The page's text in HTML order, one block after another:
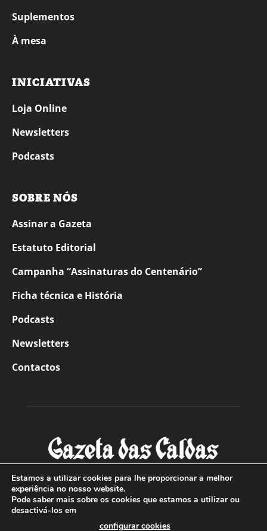
Suplementos
À mesa
INICIATIVAS
Loja Online
Newsletters
Podcasts
SOBRE NÓS
Assinar a Gazeta
Estatuto Editorial
Campanha “Assinaturas do Centenário”
Ficha técnica e História
Podcasts
Newsletters
Contactos
SOBRE NÓS
Estamos a utilizar cookies para lhe proporcionar a melhor
experiência no nosso website.
Pode saber mais sobre os cookies que estamos a utilizar ou
desactivá-los em
configurar cookies